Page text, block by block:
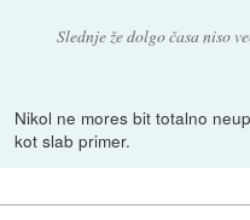
Slednje že dolgo časa niso
Nikol ne mores bit totalno
kot slab primer.